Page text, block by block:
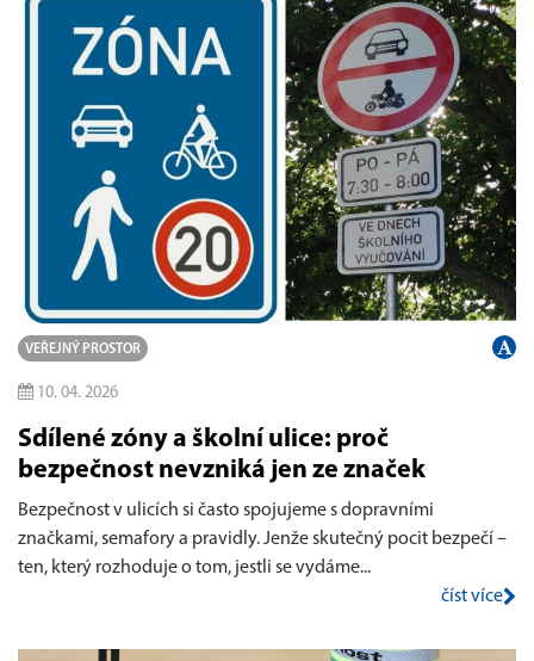
VEŘEJNÝ PROSTOR
10. 04. 2026
Sdílené zóny a školní ulice: proč
bezpečnost nevzniká jen ze značek
Bezpečnost v ulicích si často spojujeme s dopravními
značkami, semafory a pravidly. Jenže skutečný pocit bezpečí –
ten, který rozhoduje o tom, jestli se vydáme...
číst více